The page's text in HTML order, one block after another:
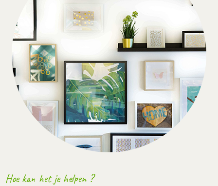
Hoe kan het je helpen ?